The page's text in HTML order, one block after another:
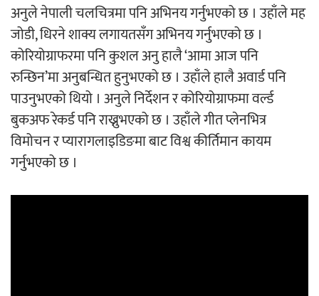
‘दुर्गा’ निर्माण गर्दै सम्राट
चलचित्र ‘माया भनेकै यस्तो होला’को शीर्ष गीत
अनुले नेपाली चलचित्रमा पनि अभिनय गर्नुभएको छ । उहाँले मह
जोडी, धिरने शाक्य लगायतसँग अभिनय गर्नुभएको छ ।
कोरियोग्राफरमा पनि कुशल अनु हालै ‘आमा आज पनि
रुन्छिन’मा अनुबन्धित हुनुभएको छ । उहाँले हालै अवार्ड पनि
पाउनुभएको थियो । अनुले निर्देशन र कोरियोग्राफमा वर्ल्ड
बुकअफ रेकर्ड पनि राख्नुभएको छ । उहाँले गीत प्लेनभित्र
विमोचन र प्यारागलाइडिङमा बाट विश्व कीर्तिमान कायम
गर्नुभएको छ ।